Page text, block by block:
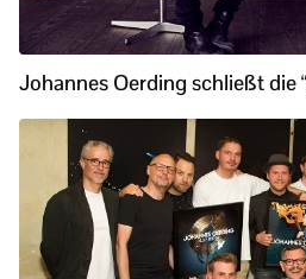
Johannes Oerding schließt die